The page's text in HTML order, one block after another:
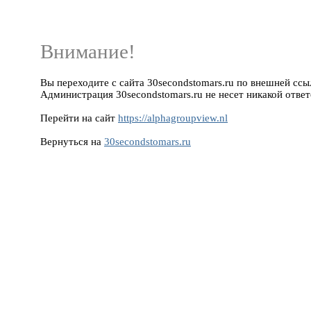
Внимание!
Вы переходите с сайта 30secondstomars.ru по внешней
Администрация 30secondstomars.ru не несет никакой
Перейти на сайт https://alphagroupview.nl
Вернуться на 30secondstomars.ru